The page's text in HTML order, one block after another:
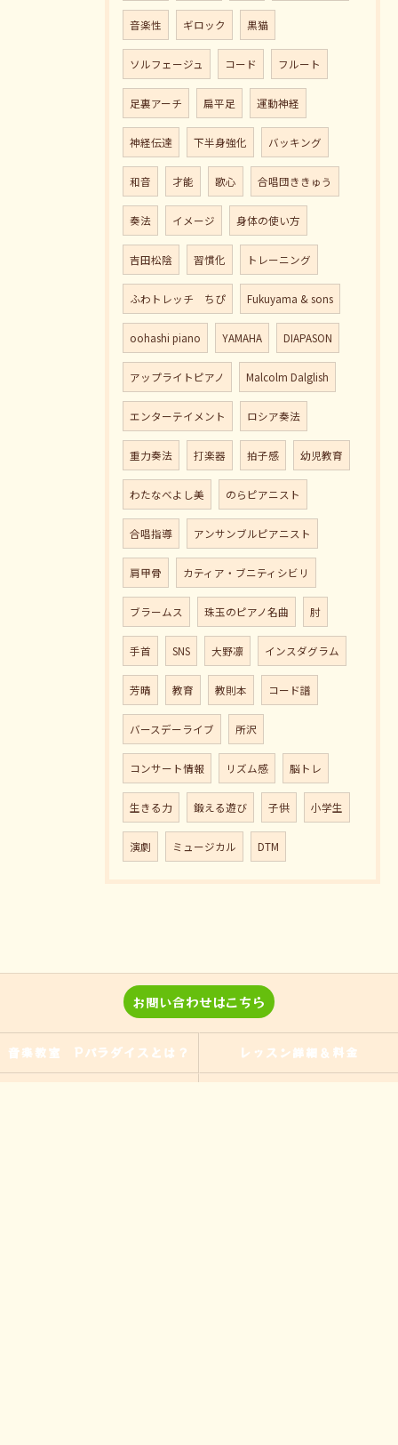
音楽性 ギロック 黒猫
ソルフェージュ コード フルート
足裏アーチ 扁平足 運動神経
神経伝達 下半身強化 バッキング
和音 才能 歌心 合唱団ききゅう
奏法 イメージ 身体の使い方
吉田松陰 習慣化 トレーニング
ふわトレッチ ちぴ Fukuyama & sons
oohashi piano YAMAHA DIAPASON
アップライトピアノ Malcolm Dalglish
エンターテイメント ロシア奏法
重力奏法 打楽器 拍子感 幼児教育
わたなべよし美 のらピアニスト
合唱指導 アンサンブルピアニスト
肩甲骨 カティア・ブニティシビリ
ブラームス 珠玉のピアノ名曲 肘
手首 SNS 大野凛 インスダグラム
芳晴 教育 教則本 コード譜
バースデーライブ 所沢
コンサート情報 リズム感 脳トレ
生きる力 鍛える遊び 子供 小学生
演劇 ミュージカル DTM
お問い合わせはこちら
音楽教室 Pパラダイスとは？ レッスン詳細＆料金